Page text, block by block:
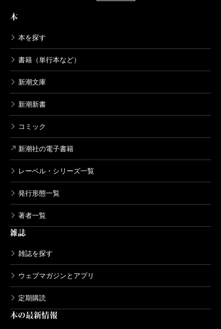
本
本を探す
書籍（単行本など）
新潮文庫
新潮新書
コミック
新潮社の電子書籍
レーベル・シリーズ一覧
発行形態一覧
著者一覧
雑誌
雑誌を探す
ウェブマガジンとアプリ
定期購読
本の最新情報